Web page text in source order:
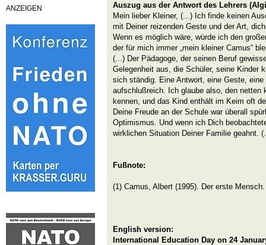
ANZEIGEN
Auszug aus der Antwort des Lehrers
Mein lieber Kleiner, (...) Ich finde keinen
mit Deiner reizenden Geste und der Art,
Wenn es möglich wäre, würde ich den
der für mich immer „mein kleiner Camus“
(...) Der Pädagoge, der seinen Beruf
Gelegenheit aus, die Schüler, seine Kinder
sich ständig. Eine Antwort, eine Geste,
aufschlußreich. Ich glaube also, den netten
kennen, und das Kind enthält im Keim oft
Deine Freude an der Schule war überall
Optimismus. Und wenn ich Dich
wirklichen Situation Deiner Familie geahnt.
Fußnote:
(1) Camus, Albert (1995). Der erste
English version:
International Education Day on 24